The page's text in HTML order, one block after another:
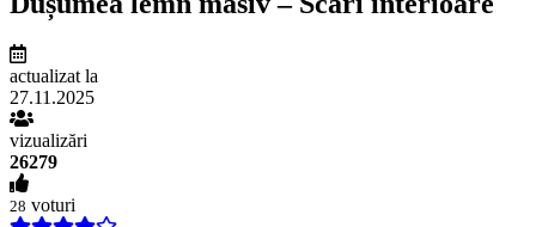
actualizat la
27.11.2025
vizualizări
26279
28 voturi